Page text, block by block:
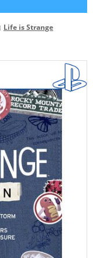
Life is Strange